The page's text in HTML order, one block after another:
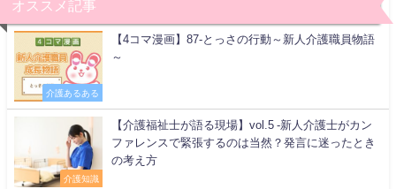
オススメ記事
介護あるある
【4コマ漫画】87-とっさの行動～新人介護職員物語
～
介護知識
【介護福祉士が語る現場】vol.5 -新人介護士がカン
ファレンスで緊張するのは当然？発言に迷ったとき
の考え方